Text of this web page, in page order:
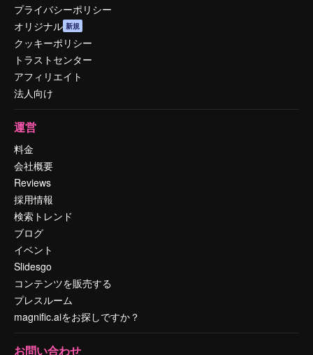
プライバシーポリシー
オリジナル 新規
クッキーポリシー
トラストセンター
アフィリエイト
法人向け
運営
料金
会社概要
Reviews
採用情報
検索トレンド
ブログ
イベント
Slidesgo
コンテンツを販売する
プレスルーム
magnific.aiをお探しですか？
お問い合わせ